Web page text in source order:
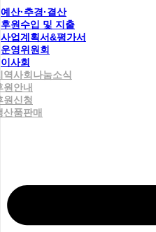
예산·추경·결산
후원수입 및 지출
사업계획서&평가서
운영위원회
이사회
역사회나눔소식
원안내
원신청
산품판매